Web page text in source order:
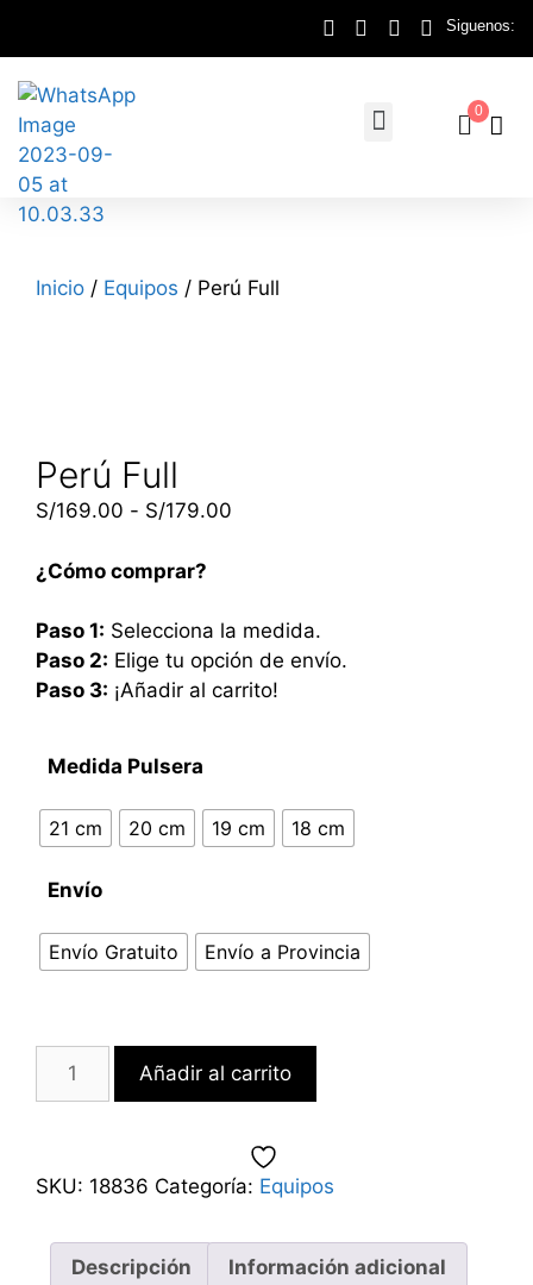
Siguenos:
0
Inicio / Equipos / Perú Full
Perú Full
S/169.00 - S/179.00
¿Cómo comprar?
Paso 1: Selecciona la medida.
Paso 2: Elige tu opción de envío.
Paso 3: ¡Añadir al carrito!
Medida Pulsera
21 cm 20 cm 19 cm 18 cm
Envío
Envío Gratuito Envío a Provincia
Añadir al carrito
SKU: 18836 Categoría: Equipos
Descripción Información adicional